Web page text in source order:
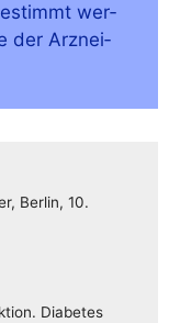
wer­
der Arz­nei­
Ber­lin, 10.
Dia­be­tes